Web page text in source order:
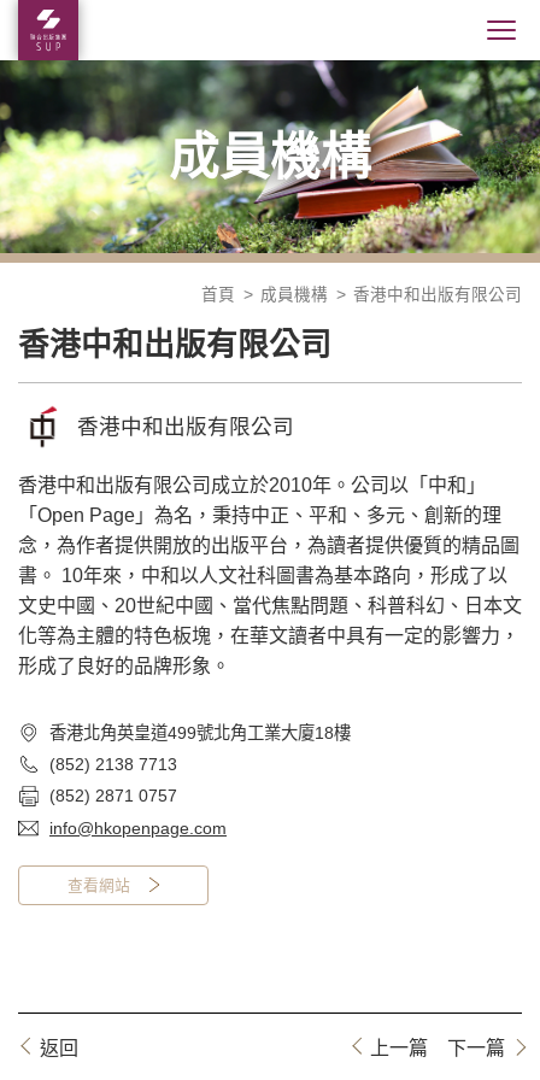
成員機構
首頁 成員機構 香港中和出版有限公司
香港中和出版有限公司
香港中和出版有限公司
香港中和出版有限公司成立於2010年。公司以「中和」
「Open Page」為名，秉持中正、平和、多元、創新的理
念，為作者提供開放的出版平台，為讀者提供優質的精品圖
書。 10年來，中和以人文社科圖書為基本路向，形成了以
文史中國、20世紀中國、當代焦點問題、科普科幻、日本文
化等為主體的特色板塊，在華文讀者中具有一定的影響力，
形成了良好的品牌形象。
香港北角英皇道499號北角工業大廈18樓
(852) 2138 7713
(852) 2871 0757
info@hkopenpage.com
查看網站
返回 上一篇 下一篇